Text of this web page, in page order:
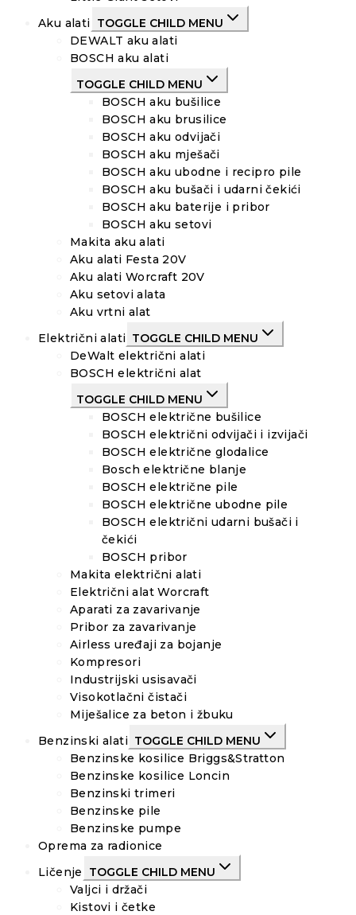
Aku alati TOGGLE CHILD MENU
DEWALT aku alati
BOSCH aku alati
TOGGLE CHILD MENU
BOSCH aku bušilice
BOSCH aku brusilice
BOSCH aku odvijači
BOSCH aku mješači
BOSCH aku ubodne i recipro pile
BOSCH aku bušači i udarni čekići
BOSCH aku baterije i pribor
BOSCH aku setovi
Makita aku alati
Aku alati Festa 20V
Aku alati Worcraft 20V
Aku setovi alata
Aku vrtni alat
Električni alati TOGGLE CHILD MENU
DeWalt električni alati
BOSCH električni alat
TOGGLE CHILD MENU
BOSCH električne bušilice
BOSCH električni odvijači i izvijači
BOSCH električne glodalice
Bosch električne blanje
BOSCH električne pile
BOSCH električne ubodne pile
BOSCH električni udarni bušači i
čekići
BOSCH pribor
Makita električni alati
Električni alat Worcraft
Aparati za zavarivanje
Pribor za zavarivanje
Airless uređaji za bojanje
Kompresori
Industrijski usisavači
Visokotlačni čistači
Miješalice za beton i žbuku
Benzinski alati TOGGLE CHILD MENU
Benzinske kosilice Briggs&Stratton
Benzinske kosilice Loncin
Benzinski trimeri
Benzinske pile
Benzinske pumpe
Oprema za radionice
Ličenje
TOGGLE CHILD MENU
Valjci i držači
Kistovi i četke